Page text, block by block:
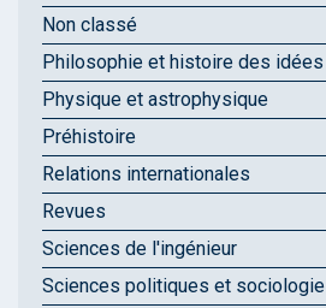
Non classé
Philosophie et histoire des idées
Physique et astrophysique
Préhistoire
Relations internationales
Revues
Sciences de l'ingénieur
Sciences politiques et sociologie